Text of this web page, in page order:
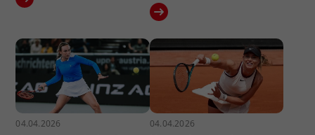
04.04.2026 04.04.2026